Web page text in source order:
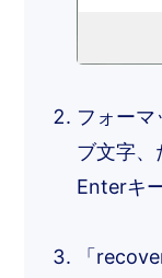
フォーマ
ブ文字、
Enterキ
「